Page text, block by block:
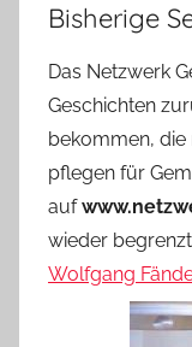
Bisherige
Das Netzwerk
Geschichten
bekommen, die
pflegen für
auf
wieder
Wolfgang